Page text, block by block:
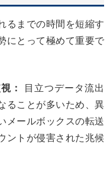
るまでの時間を短縮す
にとって極めて重要で
：
目立つデータ流出
ることが多いため、異
メールボックスの転送
ントが侵害された兆候